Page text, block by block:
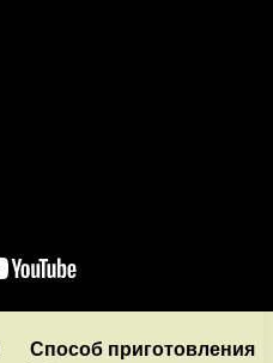
Способ приготовления